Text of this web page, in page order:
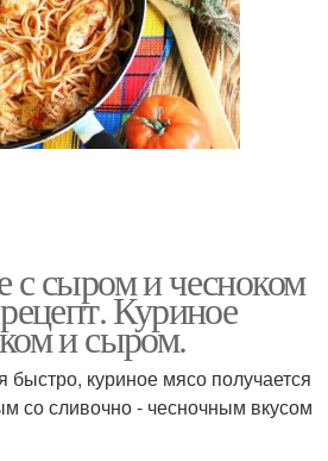
с сыром и чесноком
Куриное
и сыром.
быстро, куриное мясо получается
со сливочно - чесночным вкусом